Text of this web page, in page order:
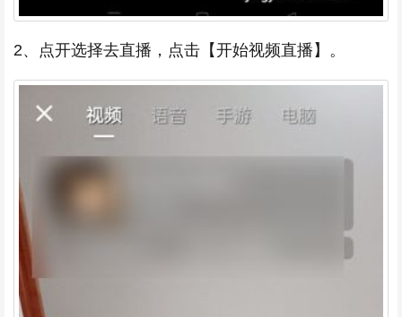
2、点开选择去直播，点击【开始视频直播】。